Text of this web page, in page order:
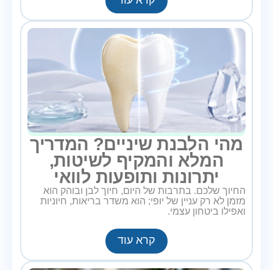
מהי הלבנת שיניים? המדריך
המלא והמקיף לשיטות,
יתרונות ותופעות לוואי
החיוך שלכם. בתרבות של היום, חיוך לבן ובוהק הוא
מזמן לא רק עניין של יופי; הוא משדר בריאות, חיוניות
ואפילו ביטחון עצמי.
קרא עוד